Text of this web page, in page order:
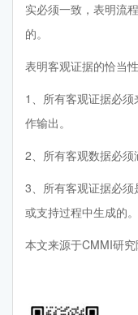
实必须一致，表明流
的。
表明客观证据的恰当
1、所有客观证据必
作输出。
2、所有客观数据必须
3、所有客观证据必
或支持过程中生成的。
本文来源于CMMI研究